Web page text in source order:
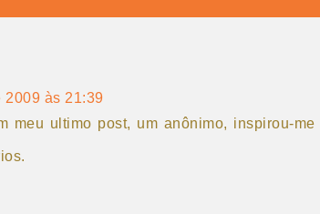
2009 às 21:39
meu ultimo post, um anônimo, inspirou-me